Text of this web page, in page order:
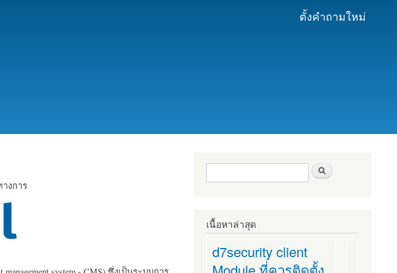
ตั้งคำถามใหม่
งการ
ฟอร์มค้นหา
เนื้อหาล่าสุด
d7security client